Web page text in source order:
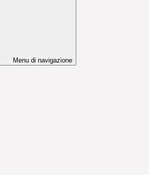
Menu di navigazione